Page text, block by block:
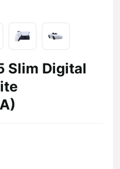
Slim Digital